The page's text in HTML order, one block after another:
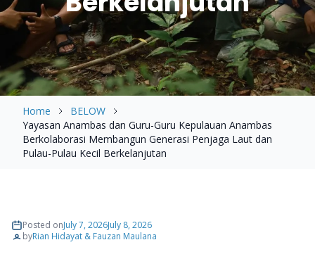
Home
BELOW
Yayasan Anambas dan Guru-Guru Kepulauan Anambas
Berkolaborasi Membangun Generasi Penjaga Laut dan
Pulau-Pulau Kecil Berkelanjutan
Posted onJuly 7, 2026July 8, 2026
byRian Hidayat & Fauzan Maulana